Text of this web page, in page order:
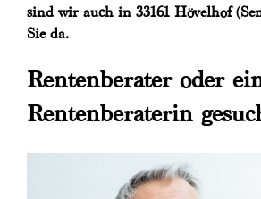
sind wir auch in 33161 Hövelhof
Sie da.
Rentenberater oder
Rentenberaterin